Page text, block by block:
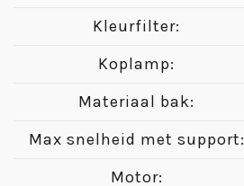
Kleurfilter:
Koplamp:
Materiaal bak:
Max snelheid met support:
Motor: